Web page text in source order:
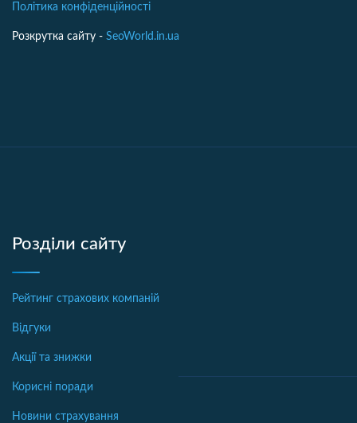
Політика конфіденційності
Розкрутка сайту - SeoWorld.in.ua
Розділи сайту
Рейтинг страхових компаній
Відгуки
Акції та знижки
Корисні поради
Новини страхування